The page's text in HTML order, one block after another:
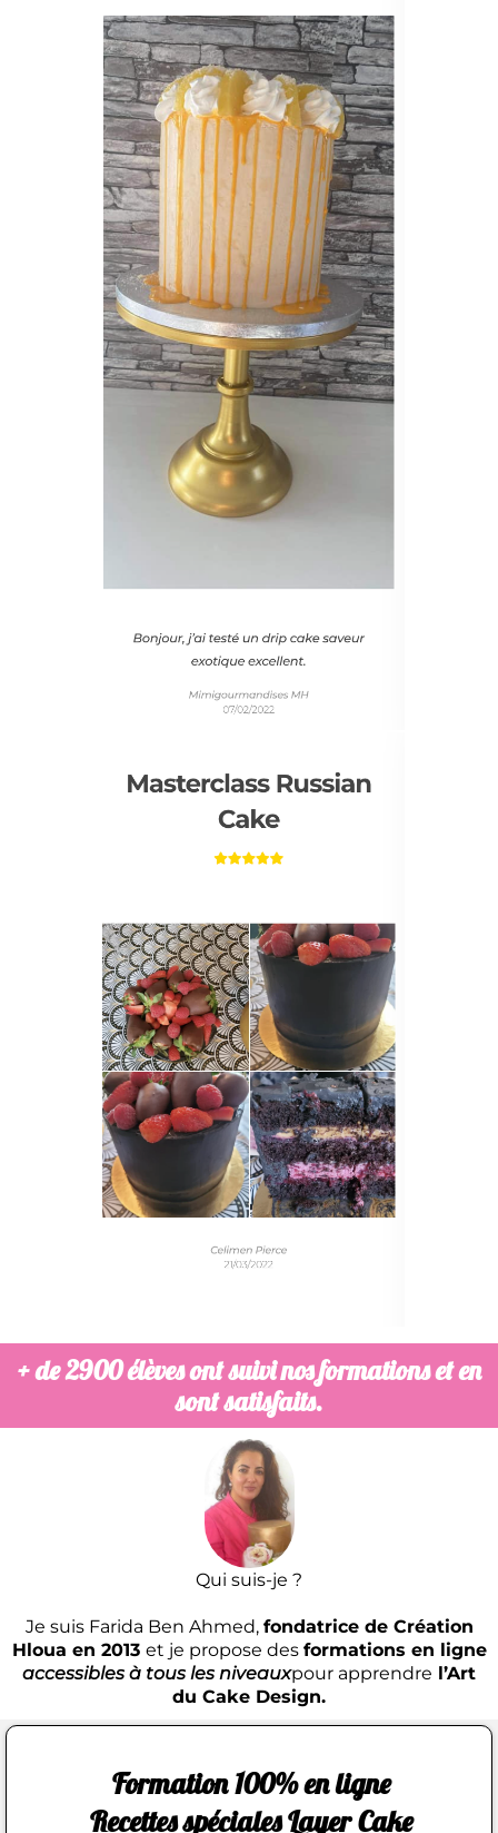
+ de 2900 élèves ont suivi nos formations et en
sont satisfaits.
Qui suis-je ?
Je suis Farida Ben Ahmed, fondatrice de Création
Hloua en 2013 et je propose des formations en ligne
accessibles à tous les niveauxpour apprendre l’Art
du Cake Design.
Formation 100% en ligne
Recettes spéciales Layer Cake